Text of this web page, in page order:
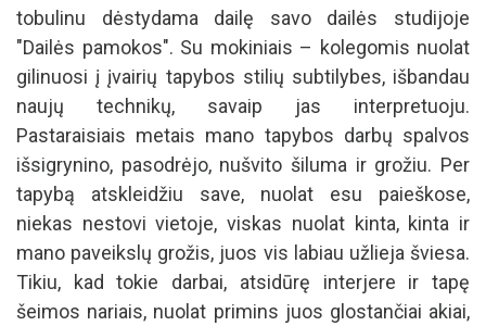
tobulinu dėstydama dailę savo dailės studijoje
"Dailės pamokos". Su mokiniais – kolegomis nuolat
gilinuosi į įvairių tapybos stilių subtilybes, išbandau
naujų technikų, savaip jas interpretuoju.
Pastaraisiais metais mano tapybos darbų spalvos
išsigrynino, pasodrėjo, nušvito šiluma ir grožiu. Per
tapybą atskleidžiu save, nuolat esu paieškose,
niekas nestovi vietoje, viskas nuolat kinta, kinta ir
mano paveikslų grožis, juos vis labiau užlieja šviesa.
Tikiu, kad tokie darbai, atsidūrę interjere ir tapę
šeimos nariais, nuolat primins juos glostančiai akiai,